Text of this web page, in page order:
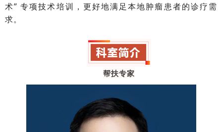
术” 专项技术培训，更好地满足本地肿瘤患者的诊疗需
求。
帮扶专家